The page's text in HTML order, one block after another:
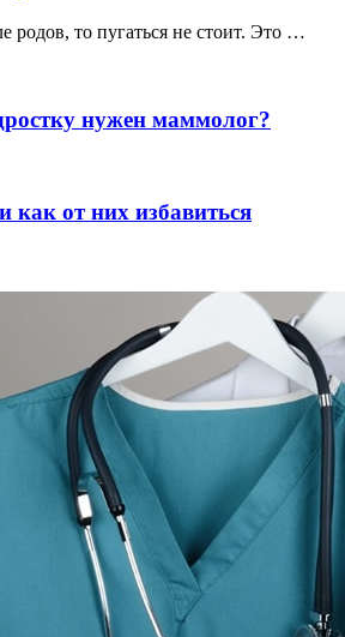
родов, то пугаться не стоит. Это …
нужен маммолог?
как от них избавиться